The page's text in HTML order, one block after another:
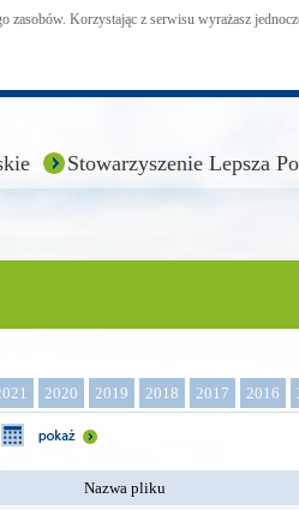
Korzystając z serwisu wyrażasz
Stowarzyszenie Lepsza
2020 2019 2018 2017 2016
Nazwa pliku